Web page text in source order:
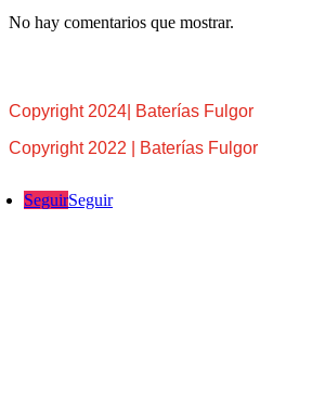
No hay comentarios que mostrar.
Copyright 2024| Baterías Fulgor
Copyright 2022 | Baterías Fulgor
SeguirSeguir